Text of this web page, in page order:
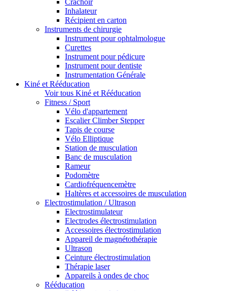
Crachoir
Inhalateur
Récipient en carton
Instruments de chirurgie
Instrument pour ophtalmologue
Curettes
Instrument pour pédicure
Instrument pour dentiste
Instrumentation Générale
Kiné et Rééducation
Voir tous Kiné et Rééducation
Fitness / Sport
Vélo d'appartement
Escalier Climber Stepper
Tapis de course
Vélo Elliptique
Station de musculation
Banc de musculation
Rameur
Podomètre
Cardiofréquencemètre
Haltères et accessoires de musculation
Electrostimulation / Ultrason
Electrostimulateur
Electrodes électrostimulation
Accessoires électrostimulation
Appareil de magnétothérapie
Ultrason
Ceinture électrostimulation
Thérapie laser
Appareils à ondes de choc
Rééducation